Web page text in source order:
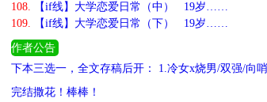
108. 【if线】大学恋爱日常（中） 19岁……
109. 【if线】大学恋爱日常（下） 19岁……
作者公告
下本三选一，全文存稿后开： 1.冷女x烧男/双强/向
完结撒花！棒棒！